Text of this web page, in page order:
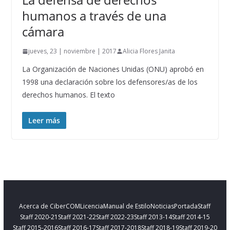
humanos a través de una
cámara
jueves, 23 | noviembre | 2017 Alicia Flores Janita
La Organización de Naciones Unidas (ONU) aprobó en
1998 una declaración sobre los defensores/as de los
derechos humanos. El texto
Leer más
Acerca de CiberCOMLicenciaManual de EstiloNoticiasPortadaStaff
Staff 2020-21 Staff 2021-22Staff 2022-23Staff 2013-14Staff 2014-15
Staff 2015-2016Staff 2016-17Staff 2017-2018Staff 2018-19Staff 2019-20